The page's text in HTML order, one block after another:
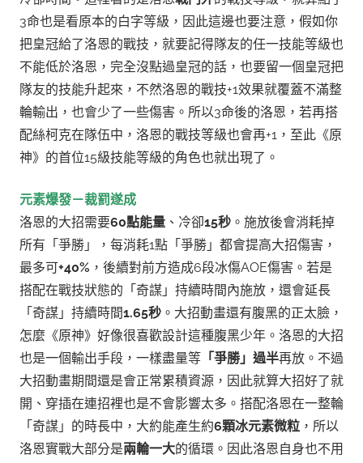
3命也是看原本的白字等級，因此這邊也要注意，假如你
把皇冠給了洛恩的戰技，就要記得隊友的任一技能等級也
不能低於洛恩，完全沒點過皇冠的話，也要留一個皇冠把
隊友的技能升起來，不然洛恩的戰技+1效果就覆蓋不滿整
輪輸出，也會少了一些傷害。 所以3命後的洛恩，若再搭
配絲柯克在隊伍中，洛恩的戰技等級也會再+1，至此《原
神》的首位15級技能等級的角色也就出現了。
元素爆發－裁罰遂成
洛恩的大招需要60點能量 、冷卻15秒 。施放後會消耗掉
所有「爭勝」，每消耗1點「爭勝」都會提高大招傷害，
最多可+40% ，後續對前方造成6段冰傷AOE傷害。若是
搭配在戰技狀態的「奇謀」持續時間內施放，還會延長
「奇謀」持續時間1.65秒 。 大招動畫還有腹黑的正太臉，
怎麼《原神》好像很喜歡設計這種腹黑少年。 洛恩的大招
也是一個輸出手段，一樣盡量等 「爭勝」過半再放。不過
大招動畫期間還是會正常累積資源，因此就算大招好了就
開、穿插在連招裡也是不會影響太多。 搭配洛恩在一整輪
「奇謀」的時長中，大約能產生約6顆冰元素微粒 ，所以
洛恩實戰大部分是兩輪一大的循環。因此洛恩自身也不用